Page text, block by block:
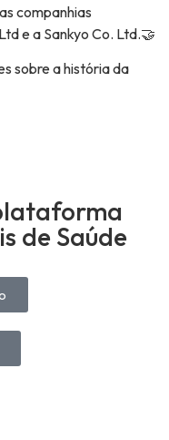
companhias
e a Sankyo Co. Ltd.🤝
sobre a história da
de Saúde